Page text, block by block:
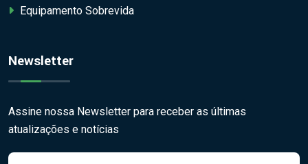
Equipamento Sobrevida
Newsletter
Assine nossa Newsletter para receber as últimas
atualizações e notícias